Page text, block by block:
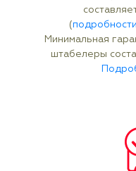
(
Минимальная
штабелеры